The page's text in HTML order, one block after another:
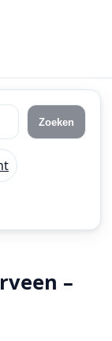
Zoeken
–